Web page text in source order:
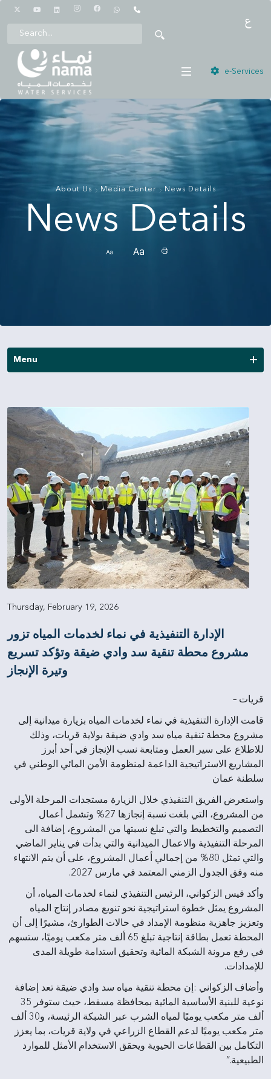
e-Services
About Us Media Center News Details
News Details
Menu
Publications
Annual Reports
Financial Reports
Other Reports
Thursday, February 19, 2026
الإدارة التنفيذية في نماء لخدمات المياه تزور
مشروع محطة تنقية سد وادي ضيقة وتؤكد تسريع
وتيرة الإنجاز
قريات –
قامت الإدارة التنفيذية في نماء لخدمات المياه بزيارة ميدانية إلى
مشروع محطة تنقية مياه سد وادي ضيقة بولاية قريات، وذلك
للاطلاع على سير العمل ومتابعة نسب الإنجاز في أحد أبرز
المشاريع الاستراتيجية الداعمة لمنظومة الأمن المائي الوطني في
سلطنة عمان
واستعرض الفريق التنفيذي خلال الزيارة مستجدات المرحلة الأولى
من المشروع، التي بلغت نسبة إنجازها 27% وتشمل أعمال
التصميم والتخطيط والتي تبلغ نسبتها من المشروع، إضافة الى
المرحلة التنفيذية والاعمال الميدانية والتي بدأت في يناير الماضي
والتي تمثل 80% من إجمالي أعمال المشروع، على أن يتم الانتهاء
منه وفق الجدول الزمني المعتمد في مارس 2027.
وأكد قيس الزكواني، الرئيس التنفيذي لنماء لخدمات المياه، أن
المشروع يمثل خطوة استراتيجية نحو تنويع مصادر إنتاج المياه
وتعزيز جاهزية منظومة الإمداد في حالات الطوارئ، مشيرًا إلى أن
المحطة تعمل بطاقة إنتاجية تبلغ 65 ألف متر مكعب يوميًا، ستسهم
في رفع مرونة الشبكة المائية وتحقيق استدامة طويلة المدى
للإمدادات.
وأضاف الزكواني :إن محطة تنقية مياه سد وادي ضيقة تعد إضافة
نوعية للبنية الأساسية المائية بمحافظة مسقط، حيث ستوفر 35
ألف متر مكعب يوميًا لمياه الشرب عبر الشبكة الرئيسة، و30 ألف
متر مكعب يوميًا لدعم القطاع الزراعي في ولاية قريات، بما يعزز
التكامل بين القطاعات الحيوية ويحقق الاستخدام الأمثل للموارد
الطبيعية.”